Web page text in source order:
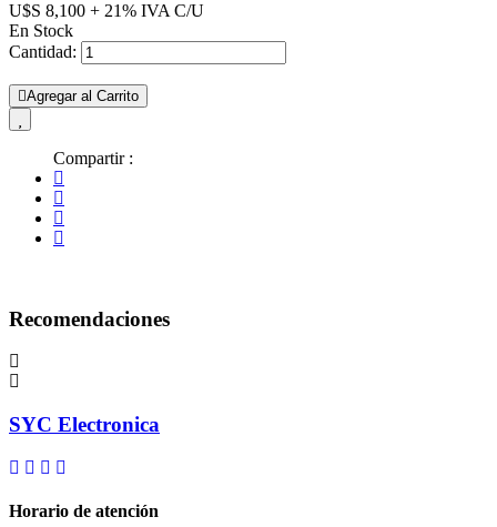
U$S 8,100 + 21% IVA C/U
En Stock
Cantidad:
Agregar al Carrito
Compartir :
Recomendaciones
SYC Electronica
Horario de atención